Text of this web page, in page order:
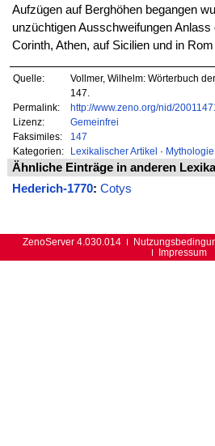
Aufzügen auf Berghöhen begangen
unzüchtigen Ausschweifungen Anlass
Corinth, Athen, auf Sicilien und in
Quelle:
Vollmer, Wilhelm: Wörterbuch
147.
Permalink:
http://www.zeno.org/nid/
Lizenz:
Gemeinfrei
Faksimiles:
147
Kategorien:
Lexikalischer Artikel · Mythologie
Ähnliche Einträge in anderen Lexika
Hederich-1770: Cotys
ZenoServer 4.030.014
Impressum